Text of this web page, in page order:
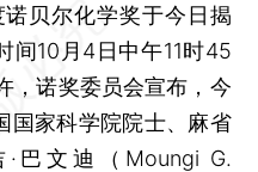
贝尔化学奖于今日揭
间10月4日中午11时45
，诺奖委员会宣布，今
国家科学院院士、麻省
巴文迪（Moungi G.